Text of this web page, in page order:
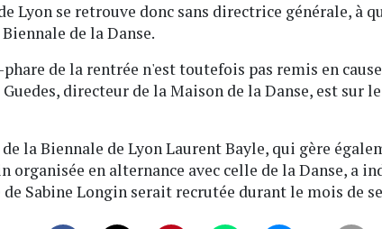
Lyon se retrouve donc sans directrice générale, à
de la Danse.
de la rentrée n'est toutefois pas remis en
directeur de la Maison de la Danse, est sur
la Biennale de Lyon Laurent Bayle, qui gère
organisée en alternance avec celle de la Danse, a
Sabine Longin serait recrutée durant le mois de